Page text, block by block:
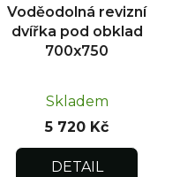
Voděodolná revizní
dvířka pod obklad
700x750
Skladem
5 720 Kč
DETAIL